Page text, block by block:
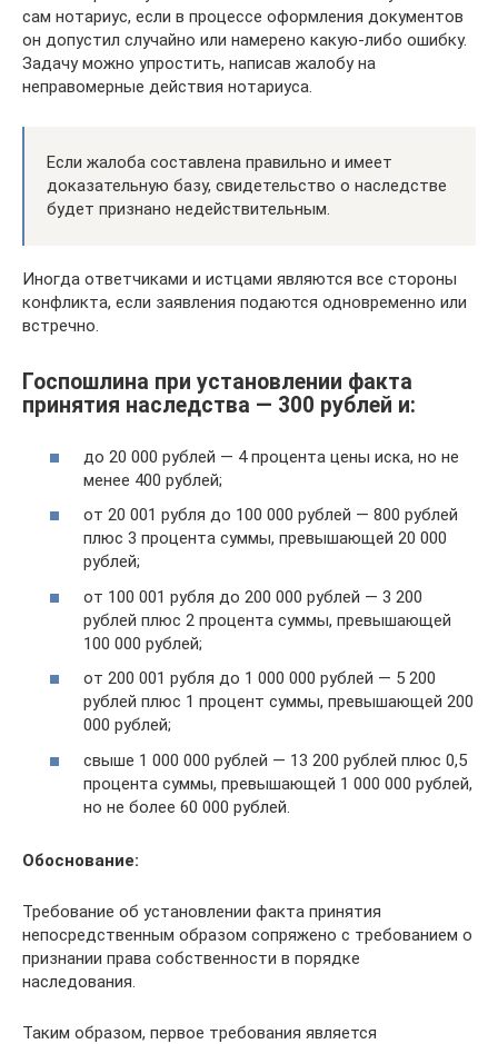
сам нотариус, если в процессе оформления документов
он допустил случайно или намерено какую-либо ошибку.
Задачу можно упростить, написав жалобу на
неправомерные действия нотариуса.
Если жалоба составлена правильно и имеет
доказательную базу, свидетельство о наследстве
будет признано недействительным.
Иногда ответчиками и истцами являются все стороны
конфликта, если заявления подаются одновременно или
встречно.
Госпошлина при установлении факта
принятия наследства — 300 рублей и:
до 20 000 рублей — 4 процента цены иска, но не
менее 400 рублей;
от 20 001 рубля до 100 000 рублей — 800 рублей
плюс 3 процента суммы, превышающей 20 000
рублей;
от 100 001 рубля до 200 000 рублей — 3 200
рублей плюс 2 процента суммы, превышающей
100 000 рублей;
от 200 001 рубля до 1 000 000 рублей — 5 200
рублей плюс 1 процент суммы, превышающей 200
000 рублей;
свыше 1 000 000 рублей — 13 200 рублей плюс 0,5
процента суммы, превышающей 1 000 000 рублей,
но не более 60 000 рублей.
Обоснование:
Требование об установлении факта принятия
непосредственным образом сопряжено с требованием о
признании права собственности в порядке
наследования.
Таким образом, первое требования является